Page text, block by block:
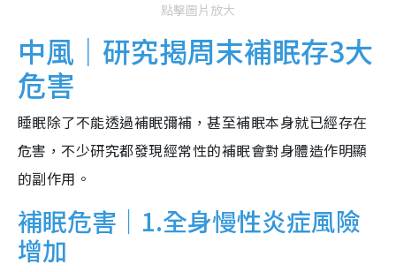
點擊圖片放大
中風｜研究揭周末補眠存3大
危害
睡眠除了不能透過補眠彌補，甚至補眠本身就已經存在
危害，不少研究都發現經常性的補眠會對身體造作明顯
的副作用。
補眠危害｜1.全身慢性炎症風險
增加